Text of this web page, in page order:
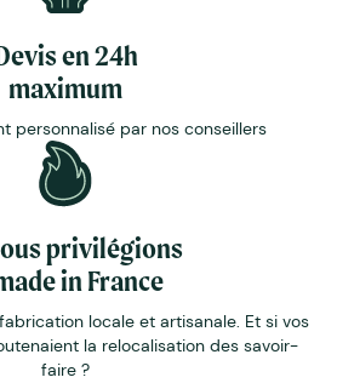
en 24h
maximum
personnalisé par nos conseillers
privilégions
in France
locale et artisanale. Et si vos
la relocalisation des savoir-
faire ?